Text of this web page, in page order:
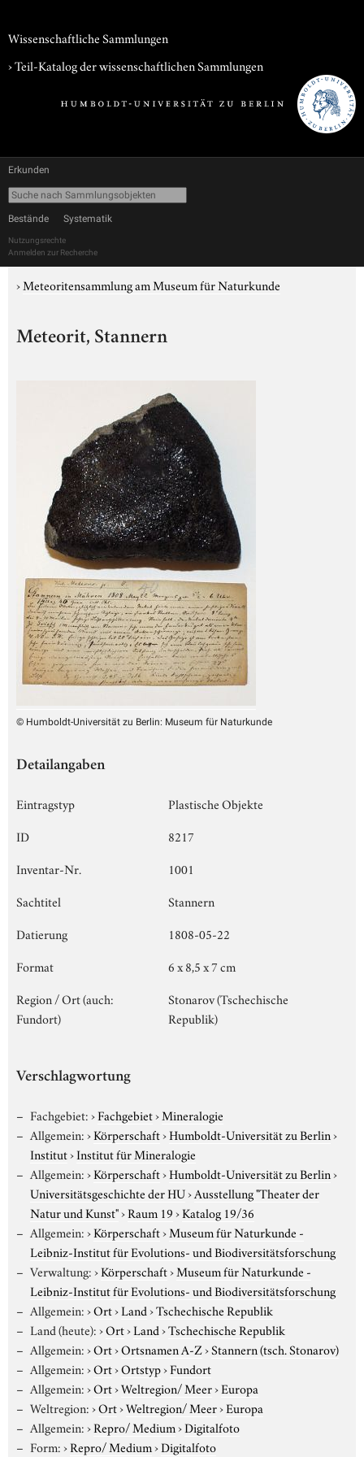
Wissenschaftliche Sammlungen
› Teil-Katalog der wissenschaftlichen Sammlungen
Erkunden
Bestände Systematik
Nutzungsrechte
Anmelden zur Recherche
›Meteoritensammlung am Museum für Naturkunde
Meteorit, Stannern
© Humboldt-Universität zu Berlin: Museum für Naturkunde
Detailangaben
Eintragstyp
Plastische Objekte
ID
8217
Inventar-Nr.
1001
Sachtitel
Stannern
Datierung
1808-05-22
Format
6 x 8,5 x 7 cm
Region / Ort (auch:
Fundort)
Stonarov (Tschechische
Republik)
Verschlagwortung
Fachgebiet:›Fachgebiet›Mineralogie
Allgemein:›Körperschaft›Humboldt-Universität zu Berlin›
Institut›Institut für Mineralogie
Allgemein:›Körperschaft›Humboldt-Universität zu Berlin›
Universitätsgeschichte der HU›Ausstellung "Theater der
Natur und Kunst"›Raum 19›Katalog 19/36
Allgemein:›Körperschaft›Museum für Naturkunde -
Leibniz-Institut für Evolutions- und Biodiversitätsforschung
Verwaltung:›Körperschaft›Museum für Naturkunde -
Leibniz-Institut für Evolutions- und Biodiversitätsforschung
Allgemein:›Ort›Land›Tschechische Republik
Land (heute):›Ort›Land›Tschechische Republik
Allgemein:›Ort›Ortsnamen A-Z›Stannern (tsch. Stonarov)
Allgemein:›Ort›Ortstyp›Fundort
Allgemein:›Ort›Weltregion/ Meer›Europa
Weltregion:›Ort›Weltregion/ Meer›Europa
Allgemein:›Repro/ Medium›Digitalfoto
Form:›Repro/ Medium›Digitalfoto